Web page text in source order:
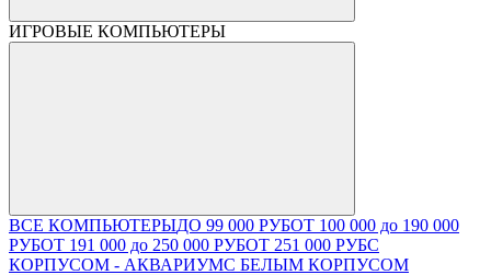
ИГРОВЫЕ КОМПЬЮТЕРЫ
ВСЕ КОМПЬЮТЕРЫДО 99 000 РУБОТ 100 000 до 190 000
РУБОТ 191 000 до 250 000 РУБОТ 251 000 РУБС
КОРПУСОМ - АКВАРИУМС БЕЛЫМ КОРПУСОМ